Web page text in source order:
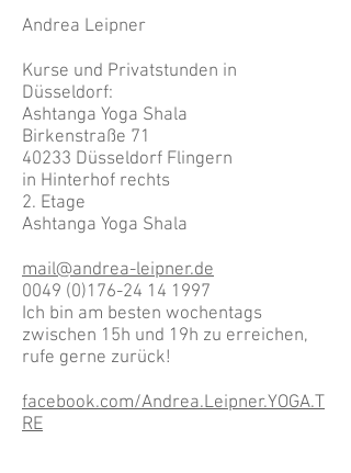
Andrea Leipner
Kurse und Privatstunden in
Düsseldorf:
Ashtanga Yoga Shala
Birkenstraße 71
40233 Düsseldorf Flingern
in Hinterhof rechts
2. Etage
Ashtanga Yoga Shala
mail@andrea-leipner.de
0049 (0)176-24 14 1997
Ich bin am besten wochentags
zwischen 15h und 19h zu erreichen,
rufe gerne zurück!
facebook.com/Andrea.Leipner.YOGA.T
RE